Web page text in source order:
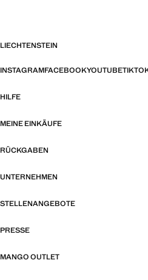
LIECHTENSTEIN
INSTAGRAMFACEBOOKYOUTUBE
HILFE
MEINE EINKÄUFE
RÜCKGABEN
UNTERNEHMEN
STELLENANGEBOTE
PRESSE
MANGO OUTLET